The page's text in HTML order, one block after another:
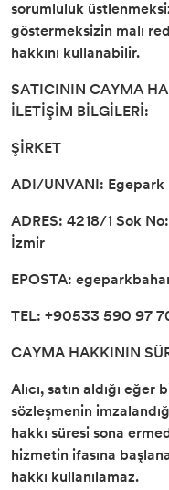
sorumluluk
göstermeksizin malı
hakkını kullanabilir.
SATICININ CAYMA
İLETİŞİM BİLGİLERİ:
ŞİRKET
ADI/UNVANI:
ADRES: 4218/1 Sok
İzmir
EPOSTA:
TEL: +90533 590 97
CAYMA HAKKININ
Alıcı, satın aldığı
sözleşmenin
hakkı süresi sona
hizmetin ifasına
hakkı kullanılamaz.